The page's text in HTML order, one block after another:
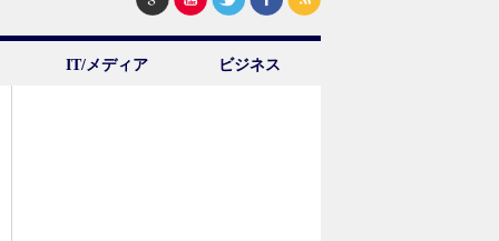
IT/メディア ビジネス